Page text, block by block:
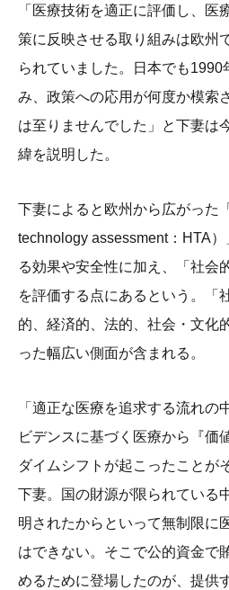
「医療技術を適正に評価し、医
策に反映させる取り組みは欧州
られていました。日本でも1990
み、政策への応用が何度か模索
は至りませんでした」と下妻は
緯を説明した。
下妻によると欧州から広がった
technology assessment：HTA
る効果や安全性に加え、「社会
を評価する点にあるという。「
的、経済的、法的、社会・文化
った幅広い側面が含まれる。
「適正な医療を追求する流れの
ビデンスに基づく医療から『価
ダイムシフトが起こったことが
下妻。国の財源が限られている
明されたからといって無制限に
はできない。そこで公的資金で
めるために登場したのが、提供